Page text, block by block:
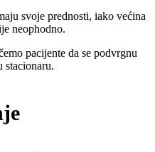
svoje prednosti, iako većina
neophodno.
pacijente da se podvrgnu
stacionaru.